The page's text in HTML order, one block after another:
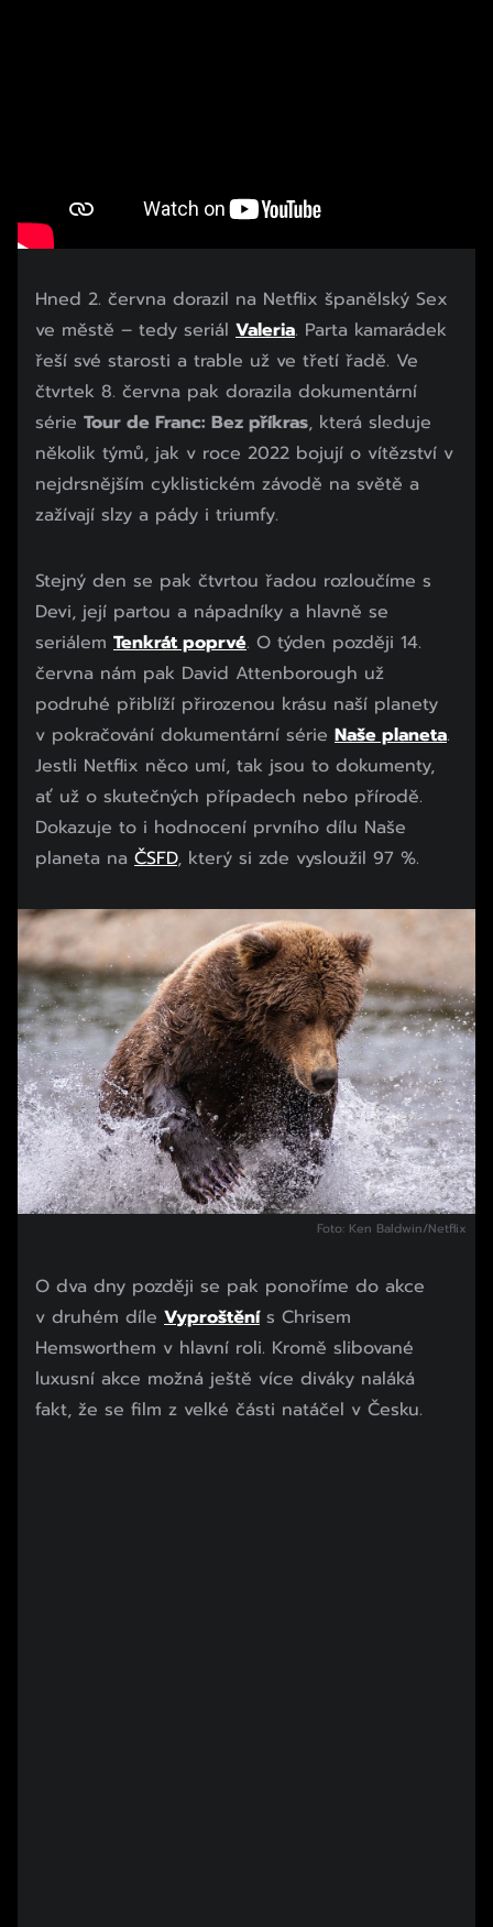
Hned 2. června dorazil na Netflix španělský Sex
ve městě – tedy seriál Valeria. Parta kamarádek
řeší své starosti a trable už ve třetí řadě. Ve
čtvrtek 8. června pak dorazila dokumentární
série Tour de Franc: Bez příkras, která sleduje
několik týmů, jak v roce 2022 bojují o vítězství v
nejdrsnějším cyklistickém závodě na světě a
zažívají slzy a pády i triumfy.
Stejný den se pak čtvrtou řadou rozloučíme s
Devi, její partou a nápadníky a hlavně se
seriálem Tenkrát poprvé. O týden později 14.
června nám pak David Attenborough už
podruhé přiblíží přirozenou krásu naší planety
v pokračování dokumentární série Naše planeta.
Jestli Netflix něco umí, tak jsou to dokumenty,
ať už o skutečných případech nebo přírodě.
Dokazuje to i hodnocení prvního dílu Naše
planeta na ČSFD, který si zde vysloužil 97 %.
Začátek reklamy
Konec reklamy
Foto: Ken Baldwin/Netflix
O dva dny později se pak ponoříme do akce
v druhém díle Vyproštěnís Chrisem
Hemsworthem v hlavní roli. Kromě slibované
luxusní akce možná ještě více diváky naláká
fakt, že se film z velké části natáčel v Česku.